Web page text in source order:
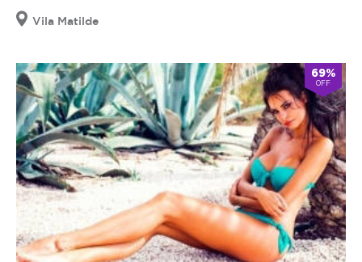
Vila Matilde
69%
OFF